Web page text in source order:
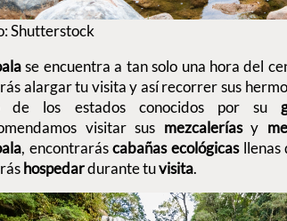
Shutterstock
se encuentra a tan solo una hora del
alargar tu visita y así recorrer sus
de los estados conocidos por su
visitar sus mezcaleríasy
, encontraráscabañas ecológicasllenas
hospedardurante tuvisita.